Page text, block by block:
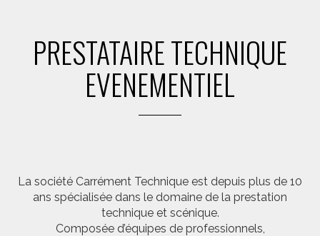
PRESTATAIRE TECHNIQUE
EVENEMENTIEL
La société Carrément Technique est depuis plus de 10
ans spécialisée dans le domaine de la prestation
technique et scénique.
Composée d’équipes de professionnels,